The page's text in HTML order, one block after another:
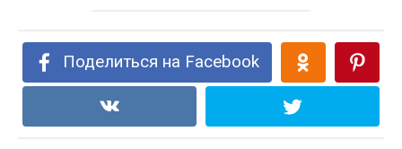
Поделиться на Facebook